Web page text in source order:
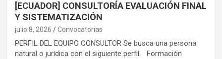
[ECUADOR] CONSULTORÍA EVALUACIÓN FINAL
Y SISTEMATIZACIÓN
julio 8, 2026 Convocatorias
PERFIL DEL EQUIPO CONSULTOR Se busca una persona
natural o jurídica con el siguiente perfil. Formación